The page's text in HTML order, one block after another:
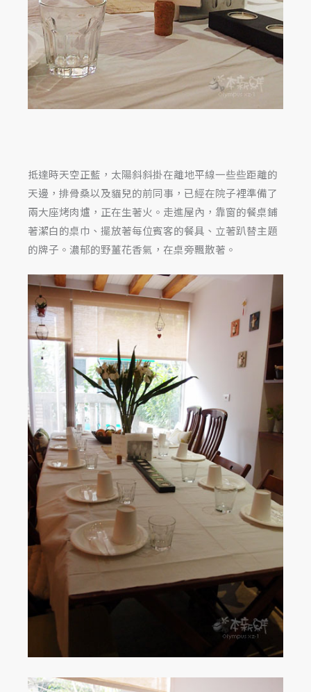
抵達時天空正藍，太陽斜斜掛在離地平線一些些距離的
天邊，排骨桑以及貓兒的前同事，已經在院子裡準備了
兩大座烤肉爐，正在生著火。走進屋內，靠窗的餐桌鋪
著潔白的桌巾、擺放著每位賓客的餐具、立著趴替主題
的牌子。濃郁的野薑花香氣，在桌旁飄散著。